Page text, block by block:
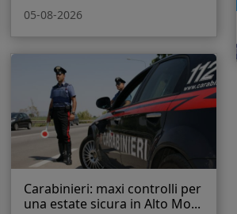
05-08-2026
Carabinieri: maxi controlli per
una estate sicura in Alto Mo...